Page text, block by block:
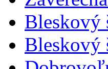
Bleskový
Bleskový